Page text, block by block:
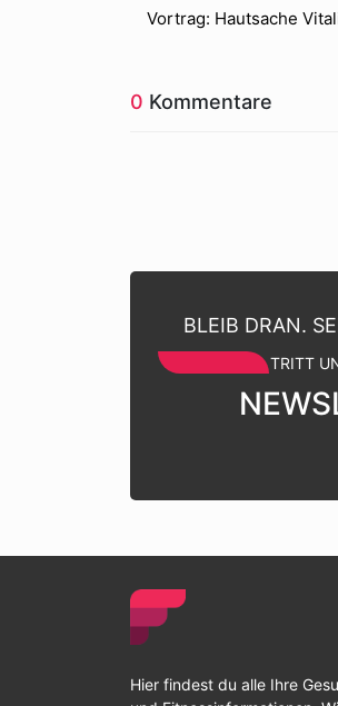
Vortrag: Hautsache
0 Kommentare
BLEIB DRAN.
TRITT
Hier findest du alle Ihre